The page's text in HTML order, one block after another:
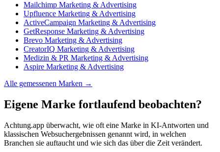
Mailchimp Marketing & Advertising
Upfluence Marketing & Advertising
ActiveCampaign Marketing & Advertising
GetResponse Marketing & Advertising
Brevo Marketing & Advertising
CreatorIQ Marketing & Advertising
Medizin & PR Marketing & Advertising
Aspire Marketing & Advertising
Alle gemessenen Marken →
Eigene Marke fortlaufend beobachten?
Achtung.app überwacht, wie oft eine Marke in KI-Antworten und
klassischen Websuchergebnissen genannt wird, in welchen
Branchen sie auftaucht und wie sich das über die Zeit verändert.